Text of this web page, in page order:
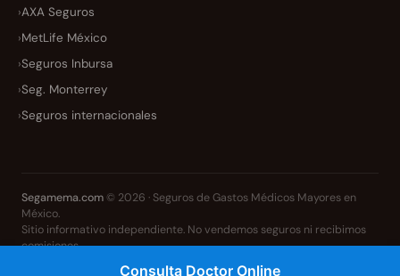
›AXA Seguros
›MetLife México
›Seguros Inbursa
›Seg. Monterrey
›Seguros internacionales
Segamema.com © 2026 · Seguros de Gastos Médicos Mayores en
México.
Sitio informativo independiente. No vendemos seguros ni recibimos
comisiones.
Privacidad Cookies Contacto
Consulta Doctor Online